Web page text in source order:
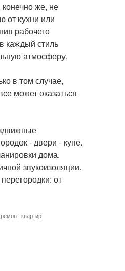
же, не
от кухни или
рабочего
каждый стиль
атмосферу,
в том случае,
может оказаться
- двери - купе.
дома.
звукоизоляции.
от
квартир